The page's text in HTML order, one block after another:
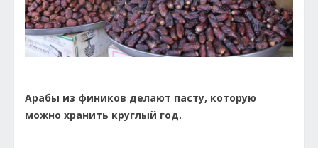
Арабы из фиников делают пасту, которую
можно хранить круглый год.